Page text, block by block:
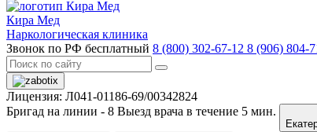
Кира Мед
Наркологическая клиника
Звонок по РФ бесплатный 8 (800) 302-67-12 8 (906) 804-
Лицензия: Л041-01186-69/00342824
Бригад на линии - 8 Выезд врача в течение 5 мин.